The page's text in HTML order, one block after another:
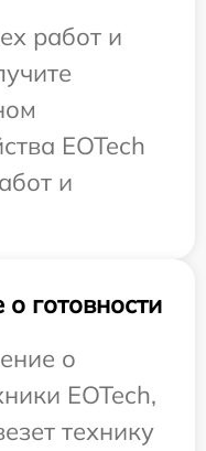
работ и
EOTech
и
готовности
о
EOTech,
технику